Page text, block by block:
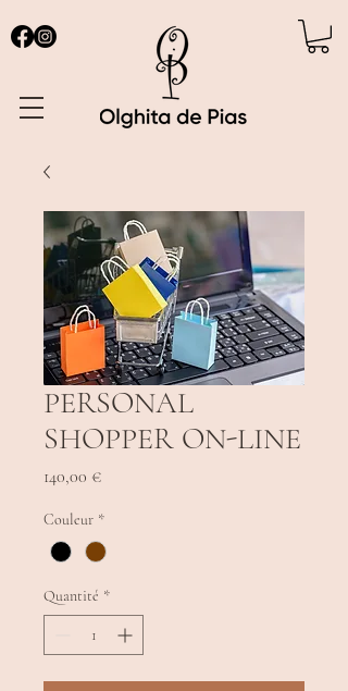
PERSONAL
SHOPPER ON-LINE
140,00 €Prix
Couleur *
Quantité *